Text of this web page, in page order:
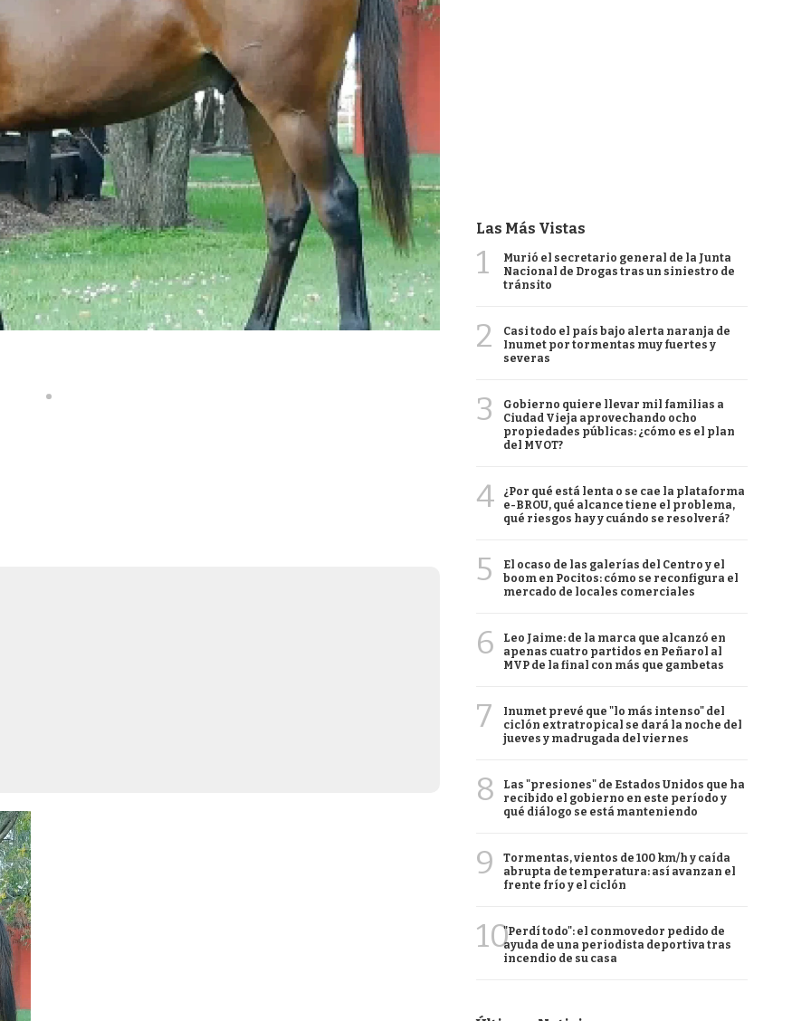
Las Más Vistas
1
Murió el secretario general de la Junta
Nacional de Drogas tras un siniestro de
tránsito
2
Casi todo el país bajo alerta naranja de
Inumet por tormentas muy fuertes y
severas
3
Gobierno quiere llevar mil familias a
Ciudad Vieja aprovechando ocho
propiedades públicas: ¿cómo es el plan
del MVOT?
4
¿Por qué está lenta o se cae la plataforma
e-BROU, qué alcance tiene el problema,
qué riesgos hay y cuándo se resolverá?
5
El ocaso de las galerías del Centro y el
boom en Pocitos: cómo se reconfigura el
mercado de locales comerciales
6
Leo Jaime: de la marca que alcanzó en
apenas cuatro partidos en Peñarol al
MVP de la final con más que gambetas
7
Inumet prevé que "lo más intenso" del
ciclón extratropical se dará la noche del
jueves y madrugada del viernes
8
Las "presiones" de Estados Unidos que ha
recibido el gobierno en este período y
qué diálogo se está manteniendo
9
Tormentas, vientos de 100 km/h y caída
abrupta de temperatura: así avanzan el
frente frío y el ciclón
10"Perdí todo": el conmovedor pedido de
ayuda de una periodista deportiva tras
incendio de su casa